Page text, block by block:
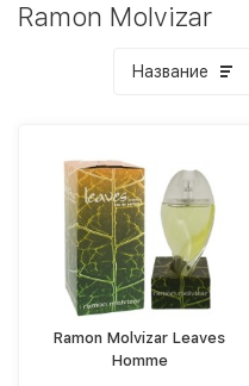
Ramon Molvizar
Название
Ramon Molvizar Leaves
Homme